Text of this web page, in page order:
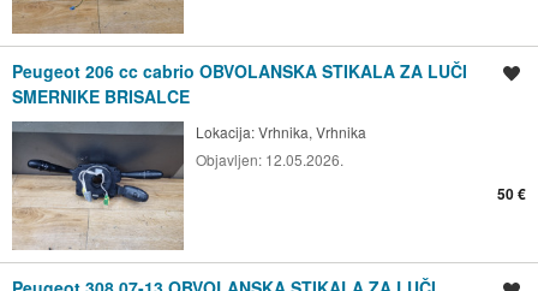
Peugeot 206 cc cabrio OBVOLANSKA STIKALA ZA LUČI
SMERNIKE BRISALCE
Lokacija:Vrhnika, Vrhnika
Objavljen: 12.05.2026.
50 €